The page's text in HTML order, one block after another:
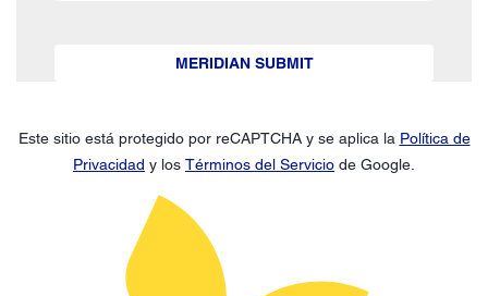
MERIDIAN SUBMIT
Este sitio está protegido por reCAPTCHA y se aplica la Política de
Privacidad y los Términos del Servicio de Google.